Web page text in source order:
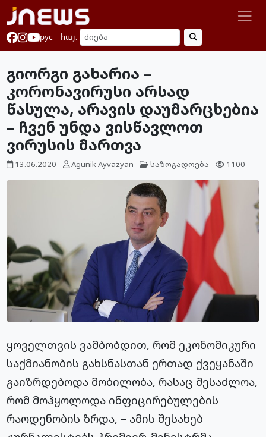
рус. հայ.
გიორგი გახარია –
კორონავირუსი არსად
წასულა, არავის დაუმარცხებია
– ჩვენ უნდა ვისწავლოთ
ვირუსის მართვა
13.06.2020 Agunik Ayvazyan საზოგადოება 1100
ყოველთვის ვამბობდით, რომ ეკონომიკური
საქმიანობის გახსნასთან ერთად ქვეყანაში
გაიზრდებოდა მობილობა, რასაც შესაძლოა,
რომ მოჰყოლოდა ინფიცირებულების
რაოდენობის ზრდა, – ამის შესახებ